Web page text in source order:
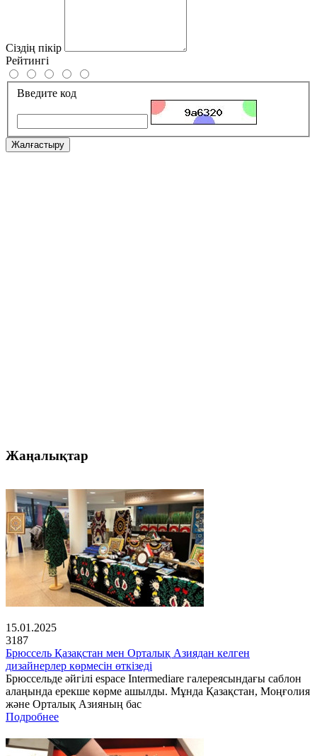
Сіздің пікір
Рейтингі
Введите код
Жалғастыру
Жаңалықтар
15.01.2025
3187
Брюссель Қазақстан мен Орталық Азиядан келген
дизайнерлер көрмесін өткізеді
Брюссельде әйгілі espace Intermediare галереясындағы саблон
алаңында ерекше көрме ашылды. Мұнда Қазақстан, Моңғолия
және Орталық Азияның бас
Подробнее